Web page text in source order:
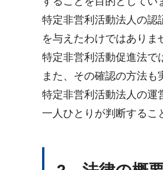
特定非営利活動法人の認
を与えたわけではありま
特定非営利活動促進法で
また、その確認の方法も
特定非営利活動法人の運
一人ひとりが判断するこ